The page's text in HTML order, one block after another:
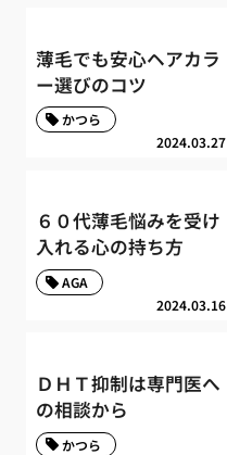
薄毛でも安心ヘアカラ
ー選びのコツ
2024.03.27
かつら
６０代薄毛悩みを受け
入れる心の持ち方
2024.03.16
AGA
ＤＨＴ抑制は専門医へ
の相談から
かつら